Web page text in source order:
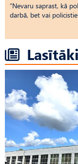
“Nevaru saprast, kā
darbā, bet vai